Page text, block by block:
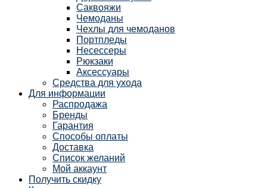
Саквояжи
Чемоданы
Чехлы для чемоданов
Портпледы
Несессеры
Рюкзаки
Аксессуары
Средства для ухода
Для информации
Распродажа
Бренды
Гарантия
Способы оплаты
Доставка
Список желаний
Мой аккаунт
Получить скидку